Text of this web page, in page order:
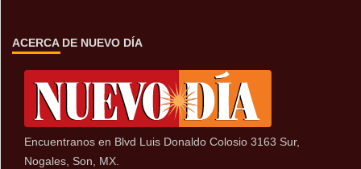
ACERCA DE NUEVO DÍA
Encuentranos en Blvd Luis Donaldo Colosio 3163 Sur,
Nogales, Son, MX.